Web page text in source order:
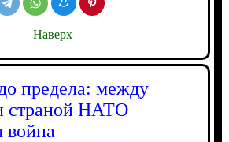
Наверх
предела: между
страной НАТО
война